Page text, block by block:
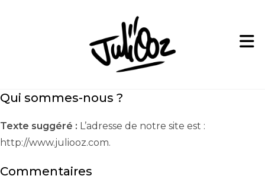
Qui sommes-nous ?
Texte suggéré : L’adresse de notre site est :
http://www.juliooz.com.
Commentaires